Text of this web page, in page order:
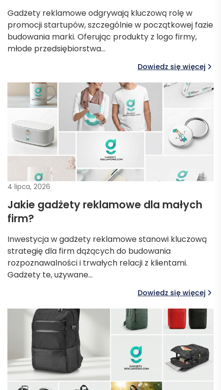
Gadżety reklamowe odgrywają kluczową rolę w
promocji startupów, szczególnie w początkowej fazie
budowania marki. Oferując produkty z logo firmy,
młode przedsiębiorstwa…
Dowiedz się więcej
4 lipca, 2026
Jakie gadżety reklamowe dla małych
firm?
Inwestycja w gadżety reklamowe stanowi kluczową
strategię dla firm dążących do budowania
rozpoznawalności i trwałych relacji z klientami.
Gadżety te, używane…
Dowiedz się więcej